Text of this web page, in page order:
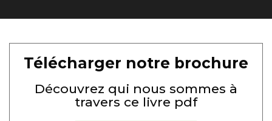
Circuit "Jaune" - La RN7 (Isalo) |
Jacaranda de Madagaascar
Télécharger notre brochure
Découvrez qui nous sommes à
travers ce livre pdf